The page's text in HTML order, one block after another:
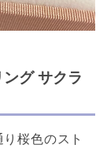
グ サクラ
桜色のスト